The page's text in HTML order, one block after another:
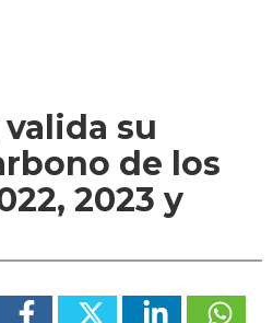
su
de los
2023 y